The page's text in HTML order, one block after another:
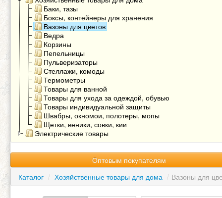
Баки, тазы
Боксы, контейнеры для хранения
Вазоны для цветов
Ведра
Корзины
Пепельницы
Пульверизаторы
Стеллажи, комоды
Термометры
Товары для ванной
Товары для ухода за одеждой, обувью
Товары индивидуальной защиты
Швабры, окномои, полотеры, мопы
Щетки, веники, совки, кии
Электрические товары
Оптовым покупателям
Каталог / Хозяйственные товары для дома / Вазоны для